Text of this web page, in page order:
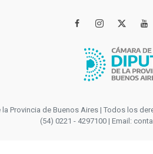
 
Provincia de Buenos Aires | Todos los
(54) 0221 - 4297100 | Email: